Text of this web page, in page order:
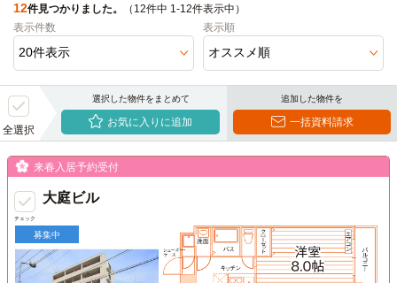
12件見つかりました。
（12件中 1-12件表示中）
表示件数
表示順
全選択
選択した物件をまとめて
お気に入りに追加
追加した物件を
一括資料請求
チェック
来春入居予約受付
大庭ビル
募集中